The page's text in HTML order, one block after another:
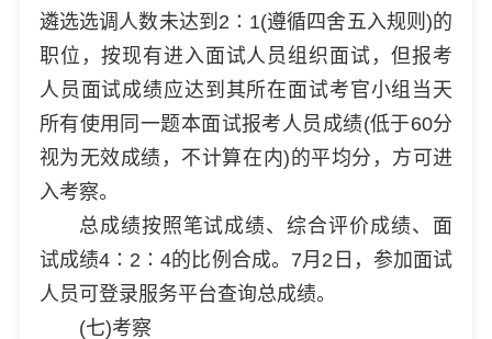
遴选选调人数未达到2∶1(遵循四舍五入规则)的
职位，按现有进入面试人员组织面试，但报考
人员面试成绩应达到其所在面试考官小组当天
所有使用同一题本面试报考人员成绩(低于60分
视为无效成绩，不计算在内)的平均分，方可进
入考察。
总成绩按照笔试成绩、综合评价成绩、面
试成绩4∶2∶4的比例合成。7月2日，参加面试
人员可登录服务平台查询总成绩。
(七)考察